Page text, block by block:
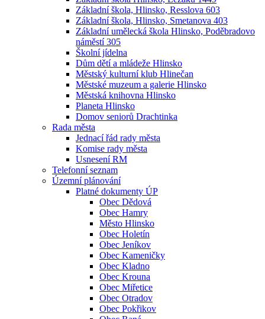
Základní škola, Hlinsko, Resslova 603
Základní škola, Hlinsko, Smetanova 403
Základní umělecká škola Hlinsko, Poděbradovo
náměstí 305
Školní jídelna
Dům dětí a mládeže Hlinsko
Městský kulturní klub Hlinečan
Městské muzeum a galerie Hlinsko
Městská knihovna Hlinsko
Planeta Hlinsko
Domov seniorů Drachtinka
Rada města
Jednací řád rady města
Komise rady města
Usnesení RM
Telefonní seznam
Územní plánování
Platné dokumenty ÚP
Obec Dědová
Obec Hamry
Město Hlinsko
Obec Holetín
Obec Jeníkov
Obec Kameničky
Obec Kladno
Obec Krouna
Obec Miřetice
Obec Otradov
Obec Pokřikov